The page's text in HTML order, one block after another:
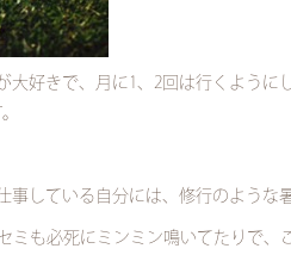
好きで、月に1、2回は行くように
事している自分には、修行のような
も必死にミンミン鳴いてたりで、